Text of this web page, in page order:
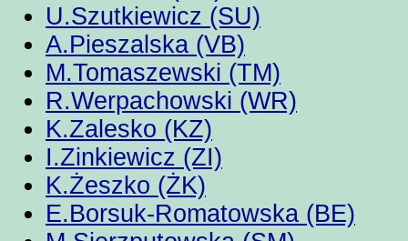
U.Szutkiewicz (SU)
A.Pieszalska (VB)
M.Tomaszewski (TM)
R.Werpachowski (WR)
K.Zalesko (KZ)
I.Zinkiewicz (ZI)
K.Żeszko (ŻK)
E.Borsuk-Romatowska (BE)